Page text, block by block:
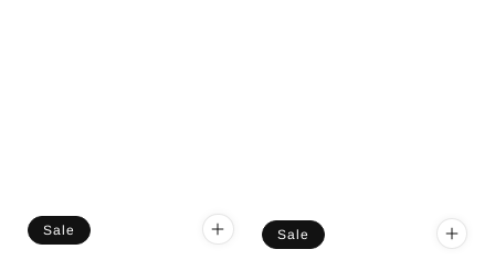
Sale Sale